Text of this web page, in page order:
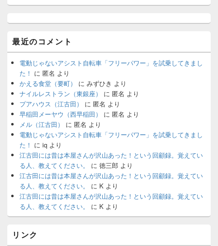
最近のコメント
電動じゃないアシスト自転車「フリーパワー」を試乗してきまし
た！ に 匿名 より
かえる食堂（要町）
に みずひき より
ナイルレストラン（東銀座）
に 匿名 より
プアハウス（江古田）
に 匿名 より
早稲田メーヤウ（西早稲田）
に 匿名 より
メル（江古田）
に 匿名 より
電動じゃないアシスト自転車「フリーパワー」を試乗してきまし
た！ に iq より
江古田には昔は本屋さんが沢山あった！という回顧録。覚えてい
る人、教えてください。
に 徳三郎 より
江古田には昔は本屋さんが沢山あった！という回顧録。覚えてい
る人、教えてください。
に K より
江古田には昔は本屋さんが沢山あった！という回顧録。覚えてい
る人、教えてください。
に K より
リンク